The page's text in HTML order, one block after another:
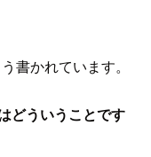
書かれています。
どういうことです